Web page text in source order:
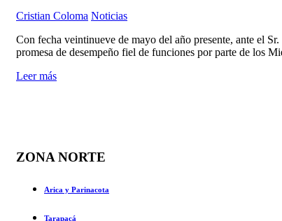
Cristian Coloma Noticias
Con fecha veintinueve de mayo del año presente, ante el
promesa de desempeño fiel de funciones por parte de los
Leer más
ZONA NORTE
Arica y Parinacota
Tarapacá